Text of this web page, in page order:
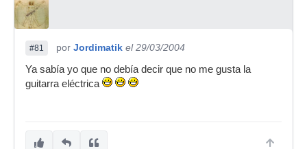
#81 por Jordimatik el 29/03/2004
Ya sabía yo que no debía decir que no me gusta la
guitarra eléctrica